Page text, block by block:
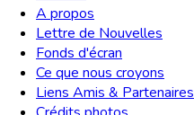
A propos
Lettre de Nouvelles
Fonds d'écran
Ce que nous croyons
Liens Amis & Partenaires